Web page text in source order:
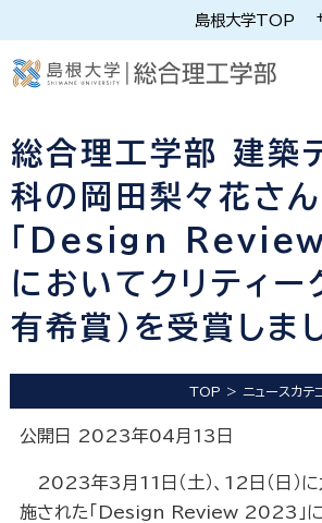
島根大学TOP
総合理工学部 建築
科の岡田梨々花さん
「Design
においてクリティー
有希賞）を受賞しま
TOP ニュースカテ
公開日 2023年04月13日
2023年3月11日（土）、12日（日）
施された「Design Review 2023」に